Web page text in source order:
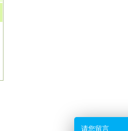
请您留言